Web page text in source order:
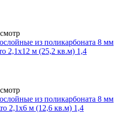
из поликарбоната 8 мм
2,1х12 м (25,2 кв.м) 1,4
из поликарбоната 8 мм
2,1х6 м (12,6 кв.м) 1,4